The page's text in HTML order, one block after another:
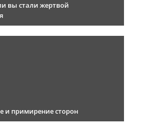
вы стали жертвой
и примирение сторон